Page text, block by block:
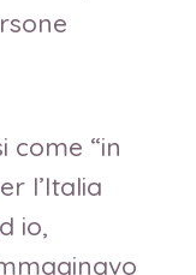
come “in
l’Italia
io,